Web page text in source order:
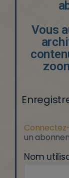
Vous
un
Nom